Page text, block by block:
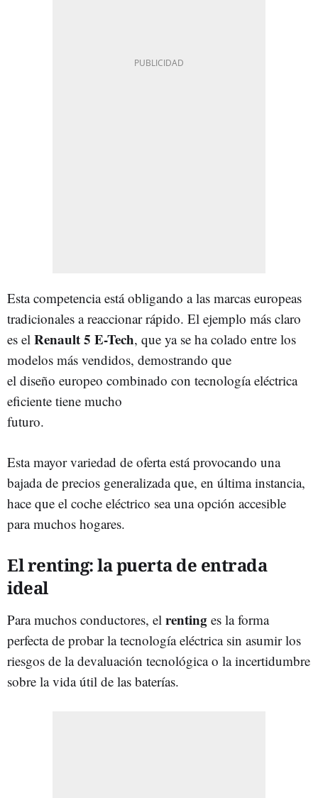
Esta competencia está obligando a las marcas europeas
tradicionales a reaccionar rápido. El ejemplo más claro
es el Renault 5 E-Tech, que ya se ha colado entre los
modelos más vendidos, demostrando que
el diseño europeo combinado con tecnología eléctrica
eficiente tiene mucho
futuro.
Esta mayor variedad de oferta está provocando una
bajada de precios generalizada que, en última instancia,
hace que el coche eléctrico sea una opción accesible
para muchos hogares.
El renting: la puerta de entrada
ideal
Para muchos conductores, el renting es la forma
perfecta de probar la tecnología eléctrica sin asumir los
riesgos de la devaluación tecnológica o la incertidumbre
sobre la vida útil de las baterías.